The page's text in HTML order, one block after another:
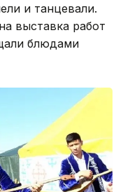
и танцевали.
выставка работ
блюдами